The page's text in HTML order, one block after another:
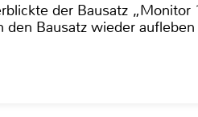
der Bausatz
den Bausatz wieder aufleben